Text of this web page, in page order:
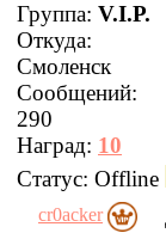
Группа: V.I.P.
Откуда:
Смоленск
Сообщений:
290
Наград: 10
Статус: Offline
cr0acker